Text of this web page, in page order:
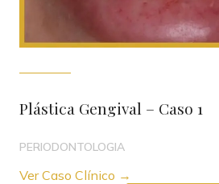
Plástica Gengival – Caso 1
PERIODONTOLOGIA
Ver Caso Clínico →